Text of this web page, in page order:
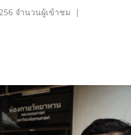
จำนวนผู้เข้าชม |